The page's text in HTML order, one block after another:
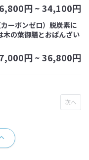
円 ~34,100円
ーボンゼロ）脱炭素に
の葉御膳とおばんざい
円 ~36,800円